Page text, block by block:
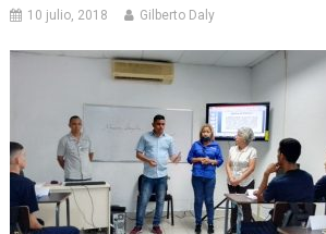
10 julio, 2018 Gilberto Daly